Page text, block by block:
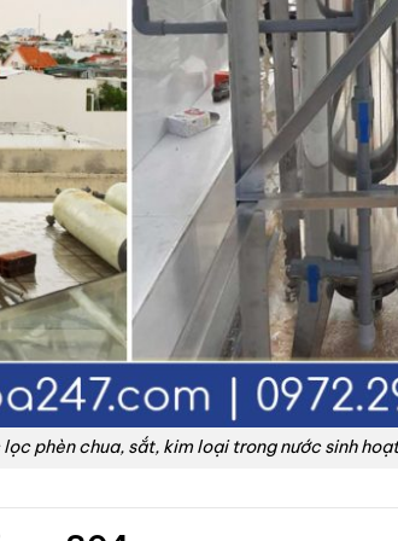
phèn chua, sắt, kim loại trong nước sinh hoạt